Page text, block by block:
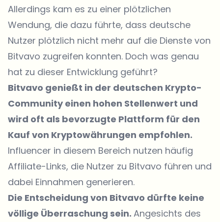
Allerdings kam es zu einer plötzlichen
Wendung, die dazu führte, dass deutsche
Nutzer plötzlich nicht mehr auf die Dienste von
Bitvavo zugreifen konnten. Doch was genau
hat zu dieser Entwicklung geführt?
Bitvavo genießt in der deutschen Krypto-
Community einen hohen Stellenwert und
wird oft als bevorzugte Plattform für den
Kauf von Kryptowährungen empfohlen.
Influencer in diesem Bereich nutzen häufig
Affiliate-Links, die Nutzer zu Bitvavo führen und
dabei Einnahmen generieren.
Die Entscheidung von Bitvavo dürfte keine
völlige Überraschung sein. Angesichts des